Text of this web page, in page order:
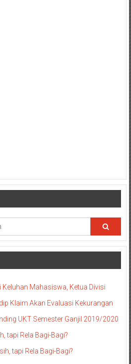
Keluhan Mahasiswa, Ketua Divisi
Klaim Akan Evaluasi Kekurangan
UKT Semester Ganjil 2019/2020
tapi Rela Bagi-Bagi?
tapi Rela Bagi-Bagi?